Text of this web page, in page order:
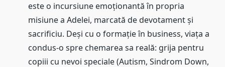
este o incursiune emoționantă în propria
misiune a Adelei, marcată de devotament și
sacrificiu. Deși cu o formație în business, viața a
condus-o spre chemarea sa reală: grija pentru
copiii cu nevoi speciale (Autism, Sindrom Down,